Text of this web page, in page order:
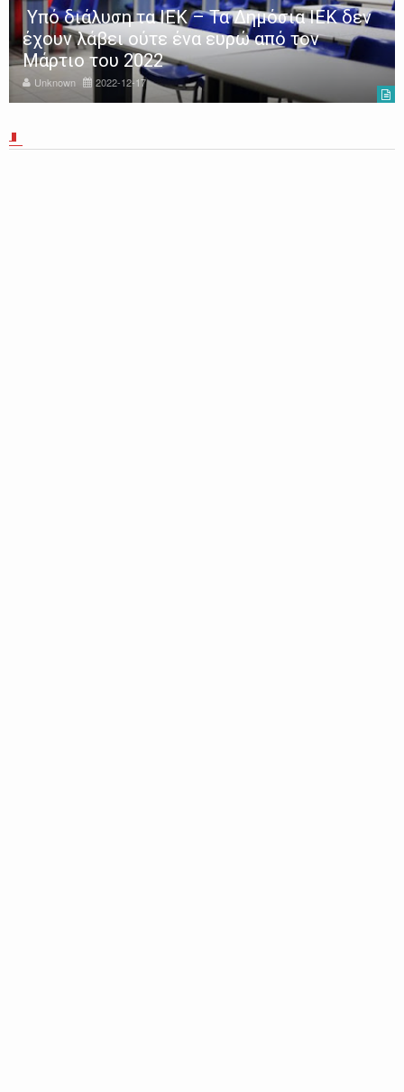
Σέρρες: ΕΔΕ για τον τραγικό θάνατο του
11χρονου από τον δήμο
Unknown 2022-12-14